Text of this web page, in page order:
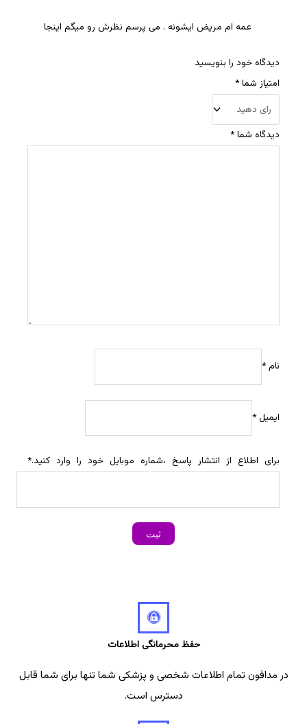
عمه ام مریض ایشونه . می پرسم نظرش رو میگم اینجا
دیدگاه خود را بنویسید
امتیاز شما*
دیدگاه شما*
نام*
ایمیل*
برای اطلاع از انتشار پاسخ ،شماره موبایل خود را وارد کنید.*
حفظ محرمانگی اطلاعات
در مدافون تمام اطلاعات شخصی و پزشکی شما تنها برای شما قابل
دسترس است.